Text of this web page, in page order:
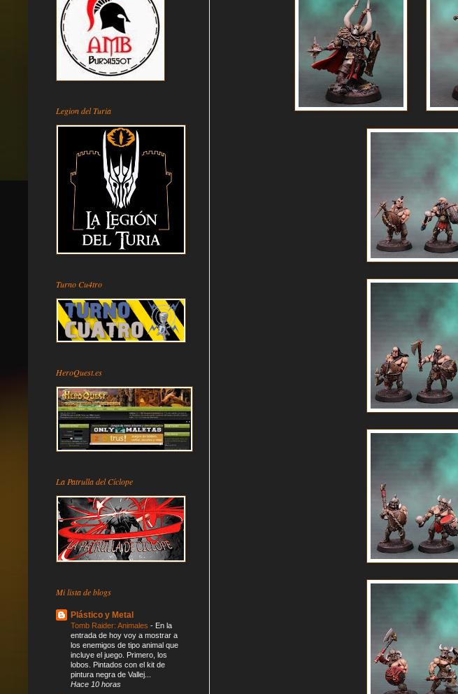
Legion del Turia
Turno Cu4tro
HeroQuest.es
La Patrulla del Cíclope
Mi lista de blogs
Plástico y Metal
Tomb Raider: Animales - En la
entrada de hoy voy a mostrar a
los enemigos de tipo animal que
incluye el juego. Primero, los
lobos. Pintados con el kit de
pintura negra de Vallej...
Hace 10 horas